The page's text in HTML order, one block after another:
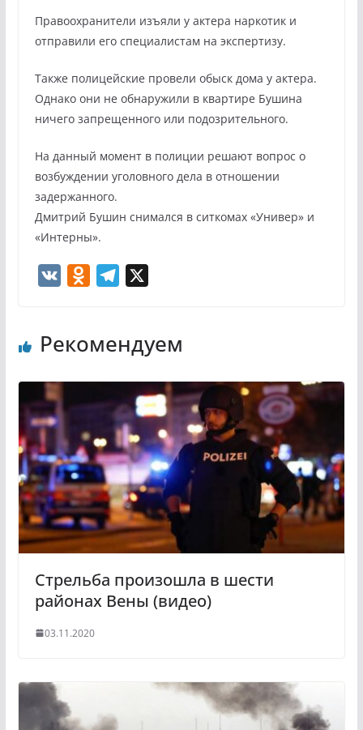
Правоохранители изъяли у актера наркотик и
отправили его специалистам на экспертизу.
Также полицейские провели обыск дома у актера.
Однако они не обнаружили в квартире Бушина
ничего запрещенного или подозрительного.
На данный момент в полиции решают вопрос о
возбуждении уголовного дела в отношении
задержанного.
Дмитрий Бушин снимался в ситкомах «Универ» и
«Интерны».
o
s
s
n
i
k
e
a
m
Рекомендуем
Стрельба произошла в шести
районах Вены (видео)
03.11.2020